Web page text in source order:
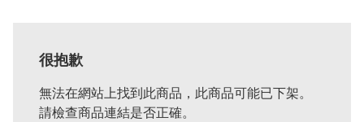
很抱歉
無法在網站上找到此商品，此商品可能已下架。
請檢查商品連結是否正確。